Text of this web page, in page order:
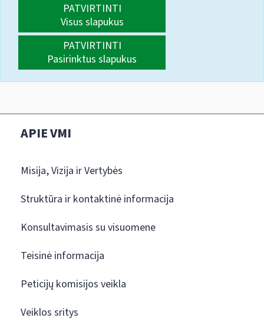
PATVIRTINTI
Visus slapukus
PATVIRTINTI
Pasirinktus slapukus
APIE VMI
Misija, Vizija ir Vertybės
Struktūra ir kontaktinė informacija
Konsultavimasis su visuomene
Teisinė informacija
Peticijų komisijos veikla
Veiklos sritys